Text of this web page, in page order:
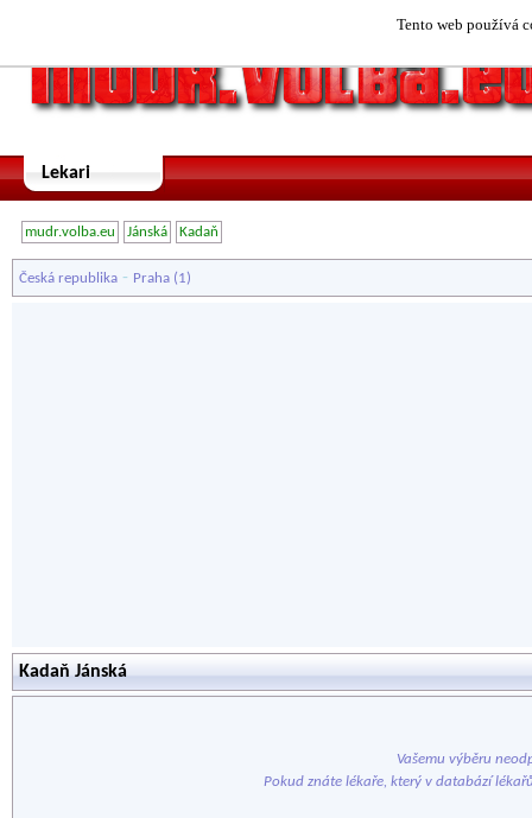
Tento web používá
Lekari
mudr.volba.eu Jánská Kadaň
Česká republika - Praha (1)
Kadaň Jánská
Vašemu výběru
Pokud znáte lékaře, který v databází